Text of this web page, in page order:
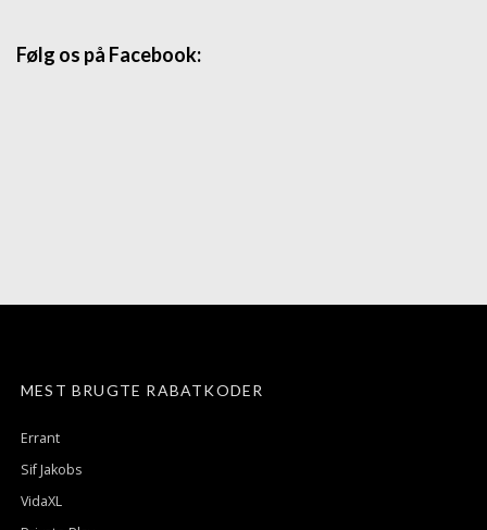
Følg os på Facebook:
MEST BRUGTE RABATKODER
Errant
Sif Jakobs
VidaXL